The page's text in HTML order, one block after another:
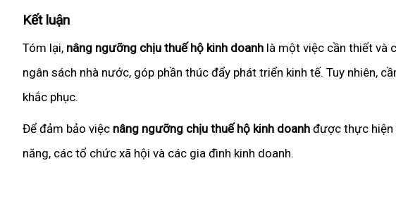
Kết luận
Tóm lại, nâng ngưỡng chịu thuế hộ kinh doanh là một việc cần thiết và
ngân sách nhà nước, góp phần thúc đẩy phát triển kinh tế. Tuy nhiên,
khắc phục.
Để đảm bảo việc nâng ngưỡng chịu thuế hộ kinh doanh được thực hiện
năng, các tổ chức xã hội và các gia đình kinh doanh.